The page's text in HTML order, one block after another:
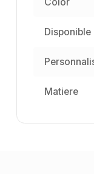
Matiere